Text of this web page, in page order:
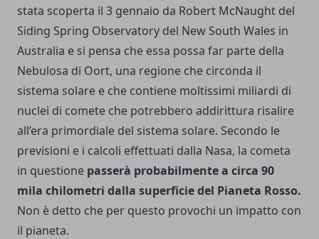
stata scoperta il 3 gennaio da Robert McNaught del
Siding Spring Observatory del New South Wales in
Australia e si pensa che essa possa far parte della
Nebulosa di Oort, una regione che circonda il
sistema solare e che contiene moltissimi miliardi di
nuclei di comete che potrebbero addirittura risalire
all’era primordiale del sistema solare. Secondo le
previsioni e i calcoli effettuati dalla Nasa, la cometa
in questione passerà probabilmente a circa 90
mila chilometri dalla superficie del Pianeta Rosso.
Non è detto che per questo provochi un impatto con
il pianeta.